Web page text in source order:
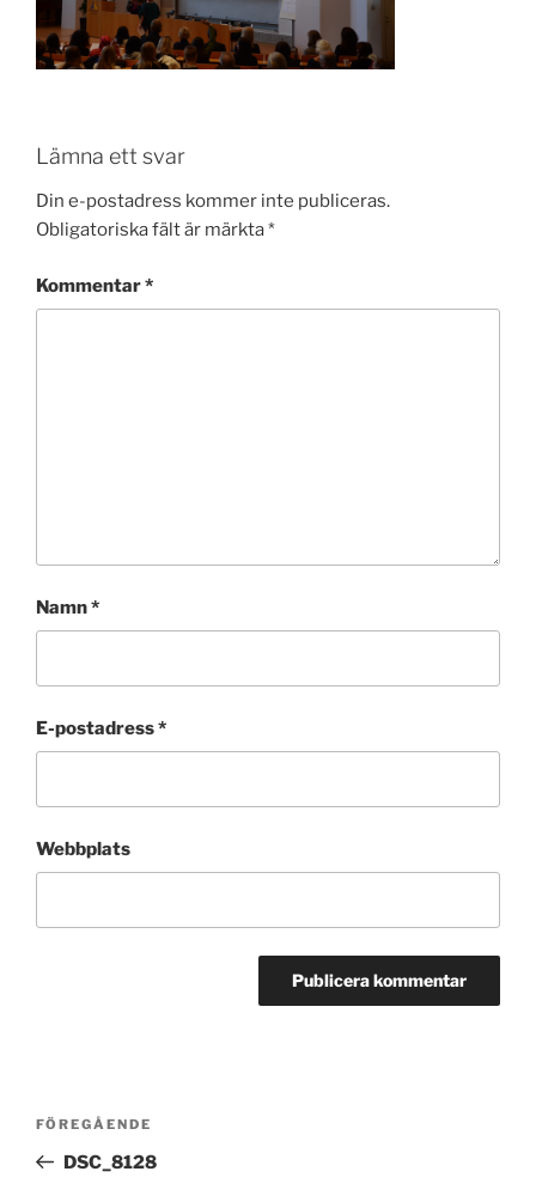
Lämna ett svar
Din e-postadress kommer inte publiceras.
Obligatoriska fält är märkta*
Kommentar*
Namn*
E-postadress*
Webbplats
Inläggsnavigering
Föregående
inlägg
FÖREGÅENDE
DSC_8128